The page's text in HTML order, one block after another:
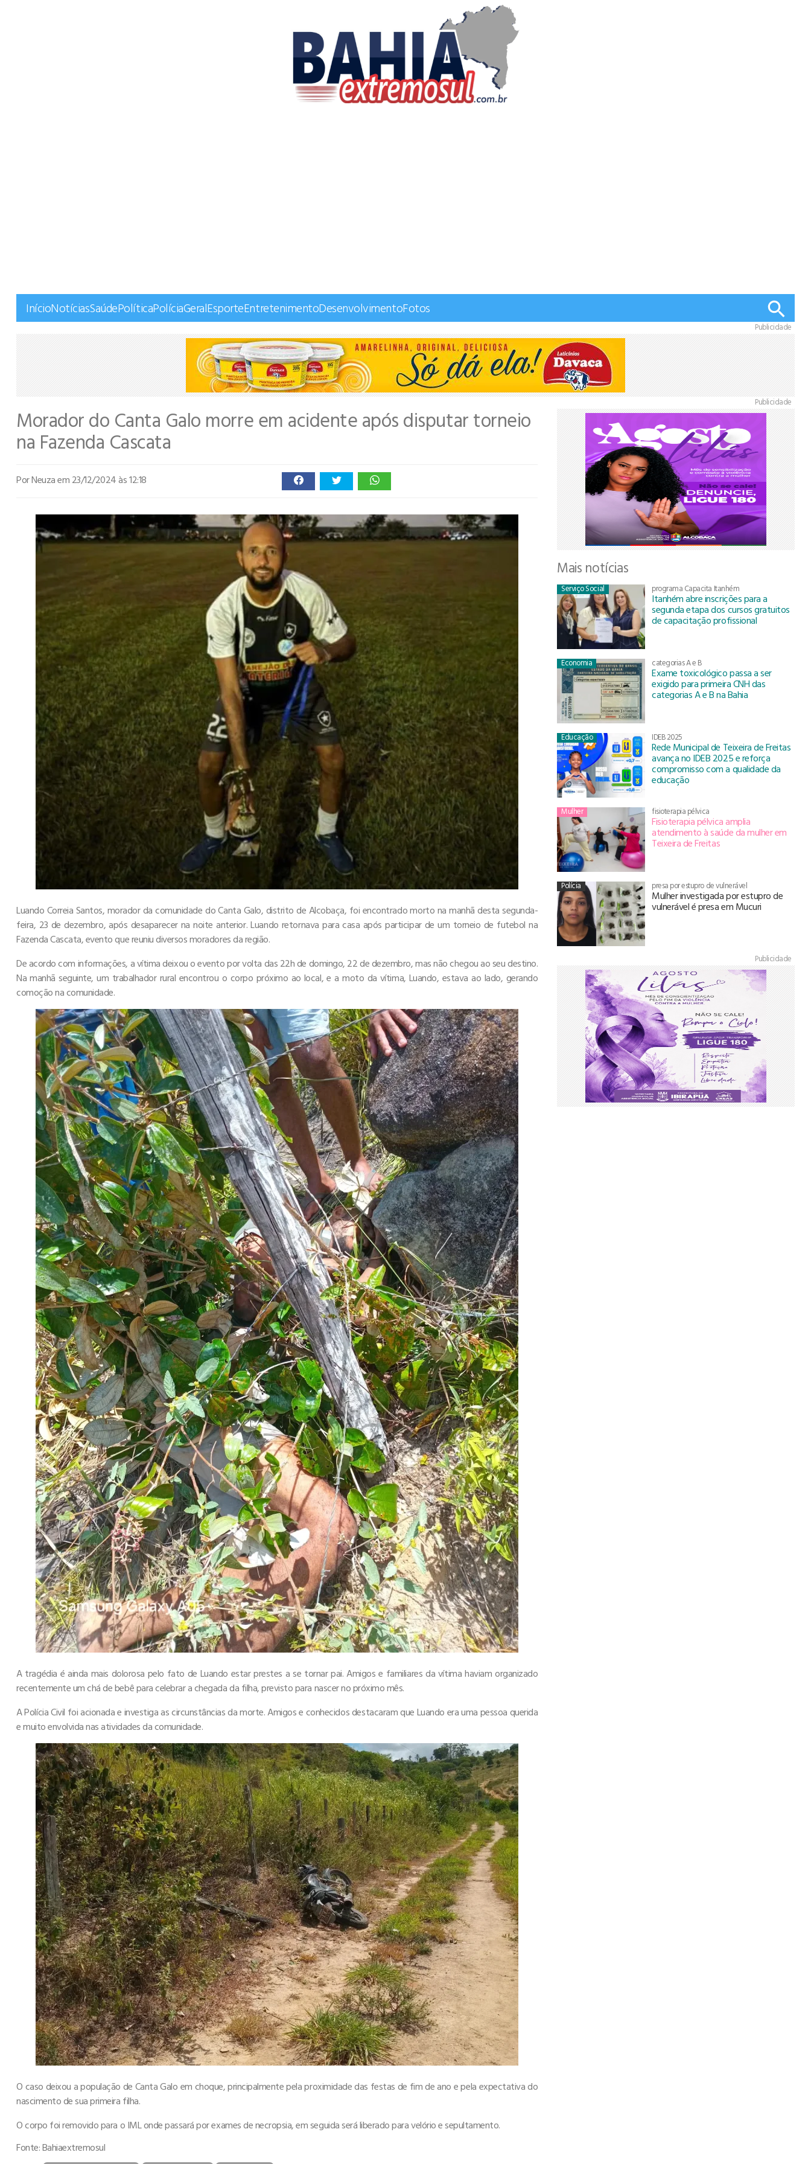
InícioNotíciasSaúdePolíticaPolíciaGeralEsporteEntretenimentoDesenvolvimentoFotos
Publicidade
Morador do Canta Galo morre em acidente após disputar torneio
na Fazenda Cascata
Por Neuzaem 23/12/2024 às 12:18
Luando Correia Santos, morador da comunidade do Canta Galo, distrito de Alcobaça, foi encontrado morto na manhã desta segunda-
feira, 23 de dezembro, após desaparecer na noite anterior. Luando retornava para casa após participar de um torneio de futebol na
Fazenda Cascata, evento que reuniu diversos moradores da região.
De acordo com informações, a vítima deixou o evento por volta das 22h de domingo, 22 de dezembro, mas não chegou ao seu destino.
Na manhã seguinte, um trabalhador rural encontrou o corpo próximo ao local, e a moto da vítima, Luando, estava ao lado, gerando
comoção na comunidade.
A tragédia é ainda mais dolorosa pelo fato de Luando estar prestes a se tornar pai. Amigos e familiares da vítima haviam organizado
recentemente um chá de bebê para celebrar a chegada da filha, previsto para nascer no próximo mês.
A Polícia Civil foi acionada e investiga as circunstâncias da morte. Amigos e conhecidos destacaram que Luando era uma pessoa querida
e muito envolvida nas atividades da comunidade.
O caso deixou a população de Canta Galo em choque, principalmente pela proximidade das festas de fim de ano e pela expectativa do
nascimento de sua primeira filha.
O corpo foi removido para o IML onde passará por exames de necropsia, em seguida será liberado para velório e sepultamento.
Fonte: Bahiaextremosul
Publicidade
Mais notícias
Serviço Social programa Capacita Itanhém
Itanhém abre inscrições para a
segunda etapa dos cursos gratuitos
de capacitação profissional
Economia categorias A e B
Exame toxicológico passa a ser
exigido para primeira CNH das
categorias A e B na Bahia
Educação IDEB 2025
Rede Municipal de Teixeira de Freitas
avança no IDEB 2025 e reforça
compromisso com a qualidade da
educação
Mulher fisioterapia pélvica
Fisioterapia pélvica amplia
atendimento à saúde da mulher em
Teixeira de Freitas
Polícia presa por estupro de vulnerável
Mulher investigada por estupro de
vulnerável é presa em Mucuri
Publicidade